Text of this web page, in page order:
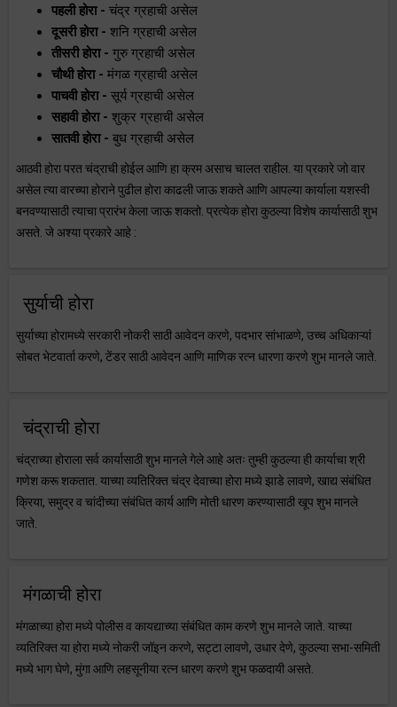
पहली होरा - चंद्र ग्रहाची असेल
दूसरी होरा - शनि ग्रहाची असेल
तीसरी होरा - गुरु ग्रहाची असेल
चौथी होरा - मंगळ ग्रहाची असेल
पाचवी होरा - सूर्य ग्रहाची असेल
सहावी होरा - शुक्र ग्रहाची असेल
सातवी होरा - बुध ग्रहाची असेल
आठवी होरा परत चंद्राची होईल आणि हा क्रम असाच चालत राहील. या प्रकारे जो वार
असेल त्या वारच्या होराने पुढील होरा काढली जाऊ शकते आणि आपल्या कार्याला यशस्वी
बनवण्यासाठी त्याचा प्रारंभ केला जाऊ शकतो. प्रत्येक होरा कुठल्या विशेष कार्यासाठी शुभ
असते. जे अश्या प्रकारे आहे :
सुर्याची होरा
सुर्याच्या होरामध्ये सरकारी नोकरी साठी आवेदन करणे, पदभार सांभाळणे, उच्च अधिकाऱ्यां
सोबत भेटवार्ता करणे, टेंडर साठी आवेदन आणि माणिक रत्न धारणा करणे शुभ मानले जाते.
चंद्राची होरा
चंद्राच्या होराला सर्व कार्यासाठी शुभ मानले गेले आहे अतः तुम्ही कुठल्या ही कार्याचा श्री
गणेश करू शकतात. याच्या व्यतिरिक्त चंद्र देवाच्या होरा मध्ये झाडे लावणे, खाद्य संबंधित
क्रिया, समुद्र व चांदीच्या संबंधित कार्य आणि मोती धारण करण्यासाठी खूप शुभ मानले
जाते.
मंगळाची होरा
मंगळाच्या होरा मध्ये पोलीस व कायद्याच्या संबंधित काम करणे शुभ मानले जाते. याच्या
व्यतिरिक्त या होरा मध्ये नोकरी जॉइन करणे, सट्टा लावणे, उधार देणे, कुठल्या सभा-समिती
मध्ये भाग घेणे, मुंगा आणि लहसूनीया रत्न धारण करणे शुभ फळदायी असते.